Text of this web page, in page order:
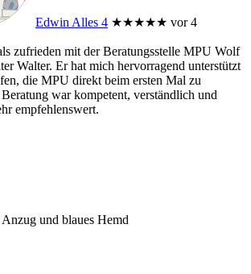
Edwin Alles 4 ★★★★★ vor 4
zufrieden mit der Beratungsstelle MPU Wolf
Walter. Er hat mich hervorragend unterstützt
die MPU direkt beim ersten Mal zu
war kompetent, verständlich und
empfehlenswert.